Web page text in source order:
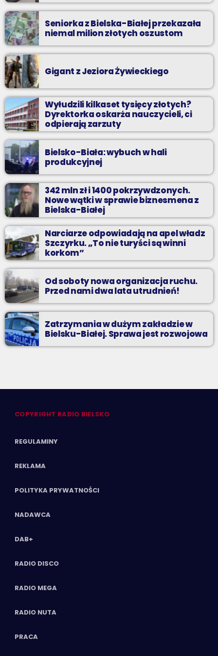
Seniorka z Bielska-Białej przekazała
niemal milion złotych oszustom
Gigant z Jeziora Żywieckiego
Wyłudzili kilkaset tysięcy złotych?
Dyrektorka oskarża nauczycieli, ci
odpierają zarzuty
Bielsko-Biała: wybuch w hali
produkcyjnej
342 mln zł i 1400 pokrzywdzonych.
Nowe wątki w sprawie biznesmena z
Bielska-Białej
Narciarze odpowiadają na apel władz
Szczyrku. „To nie turyści są winni
korkom”
Od soboty nowa organizacja ruchu.
Przed nami dwa lata utrudnień!
Zatrzymania w dużym zakładzie w
Bielsku-Białej. Sprawa jest rozwojowa
COPYRIGHT RADIO BIELSKO
REGULAMINY
REKLAMA
POLITYKA PRYWATNOŚCI
NADAWCA
DAB+
RADIO DISCO
RADIO MEGA
RADIO NUTA
PRACA